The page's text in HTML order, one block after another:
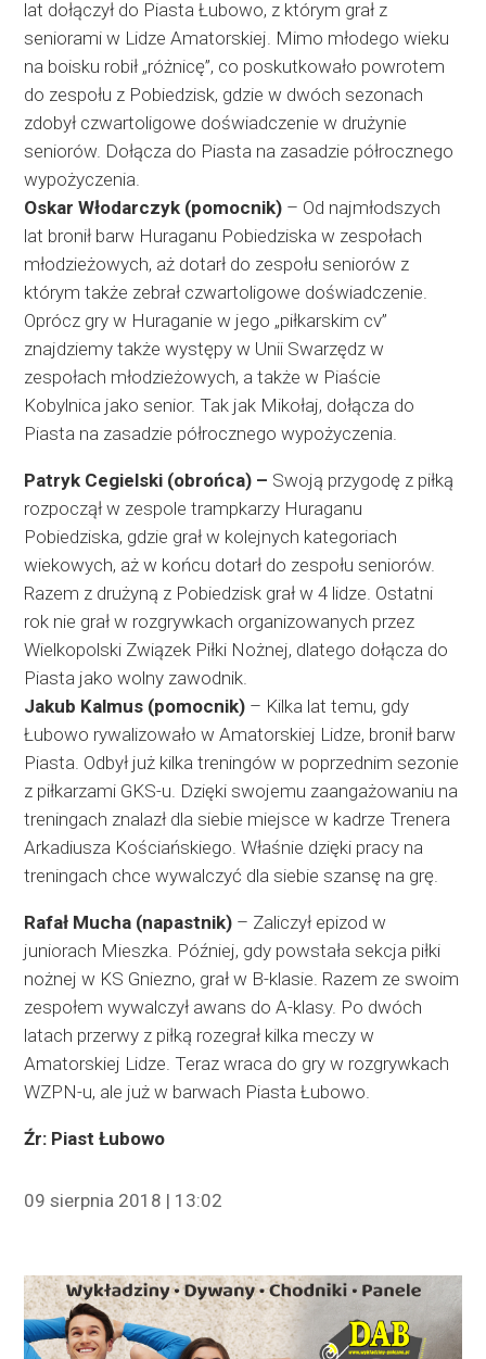
lat dołączył do Piasta Łubowo, z którym grał z
seniorami w Lidze Amatorskiej. Mimo młodego wieku
na boisku robił „różnicę”, co poskutkowało powrotem
do zespołu z Pobiedzisk, gdzie w dwóch sezonach
zdobył czwartoligowe doświadczenie w drużynie
seniorów. Dołącza do Piasta na zasadzie półrocznego
wypożyczenia.
Oskar Włodarczyk (pomocnik) – Od najmłodszych
lat bronił barw Huraganu Pobiedziska w zespołach
młodzieżowych, aż dotarł do zespołu seniorów z
którym także zebrał czwartoligowe doświadczenie.
Oprócz gry w Huraganie w jego „piłkarskim cv”
znajdziemy także występy w Unii Swarzędz w
zespołach młodzieżowych, a także w Piaście
Kobylnica jako senior. Tak jak Mikołaj, dołącza do
Piasta na zasadzie półrocznego wypożyczenia.
Patryk Cegielski (obrońca) – Swoją przygodę z piłką
rozpoczął w zespole trampkarzy Huraganu
Pobiedziska, gdzie grał w kolejnych kategoriach
wiekowych, aż w końcu dotarł do zespołu seniorów.
Razem z drużyną z Pobiedzisk grał w 4 lidze. Ostatni
rok nie grał w rozgrywkach organizowanych przez
Wielkopolski Związek Piłki Nożnej, dlatego dołącza do
Piasta jako wolny zawodnik.
Jakub Kalmus (pomocnik) – Kilka lat temu, gdy
Łubowo rywalizowało w Amatorskiej Lidze, bronił barw
Piasta. Odbył już kilka treningów w poprzednim sezonie
z piłkarzami GKS-u. Dzięki swojemu zaangażowaniu na
treningach znalazł dla siebie miejsce w kadrze Trenera
Arkadiusza Kościańskiego. Właśnie dzięki pracy na
treningach chce wywalczyć dla siebie szansę na grę.
Rafał Mucha (napastnik) – Zaliczył epizod w
juniorach Mieszka. Później, gdy powstała sekcja piłki
nożnej w KS Gniezno, grał w B-klasie. Razem ze swoim
zespołem wywalczył awans do A-klasy. Po dwóch
latach przerwy z piłką rozegrał kilka meczy w
Amatorskiej Lidze. Teraz wraca do gry w rozgrywkach
WZPN-u, ale już w barwach Piasta Łubowo.
Źr: Piast Łubowo
09 sierpnia 2018 | 13:02